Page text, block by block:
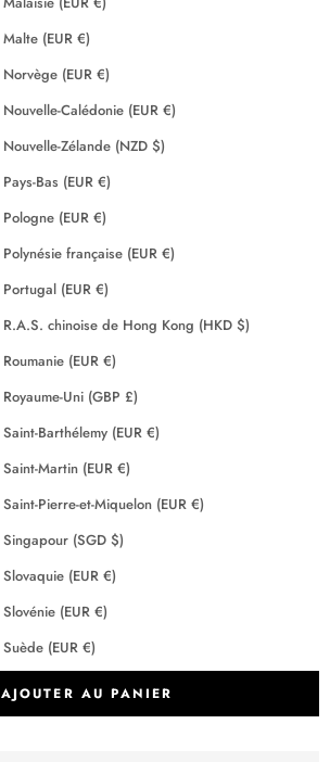
AJOUTER AU PANIER
Malte (EUR €)
Norvège (EUR €)
Nouvelle-Calédonie (EUR €)
Nouvelle-Zélande (NZD $)
Pays-Bas (EUR €)
Pologne (EUR €)
Polynésie française (EUR €)
Portugal (EUR €)
R.A.S. chinoise de Hong Kong (HKD $)
Roumanie (EUR €)
Royaume-Uni (GBP £)
Saint-Barthélemy (EUR €)
Saint-Martin (EUR €)
Saint-Pierre-et-Miquelon (EUR €)
Singapour (SGD $)
Slovaquie (EUR €)
Slovénie (EUR €)
Suède (EUR €)
Suisse (CHF CHF)
Tchéquie (EUR €)